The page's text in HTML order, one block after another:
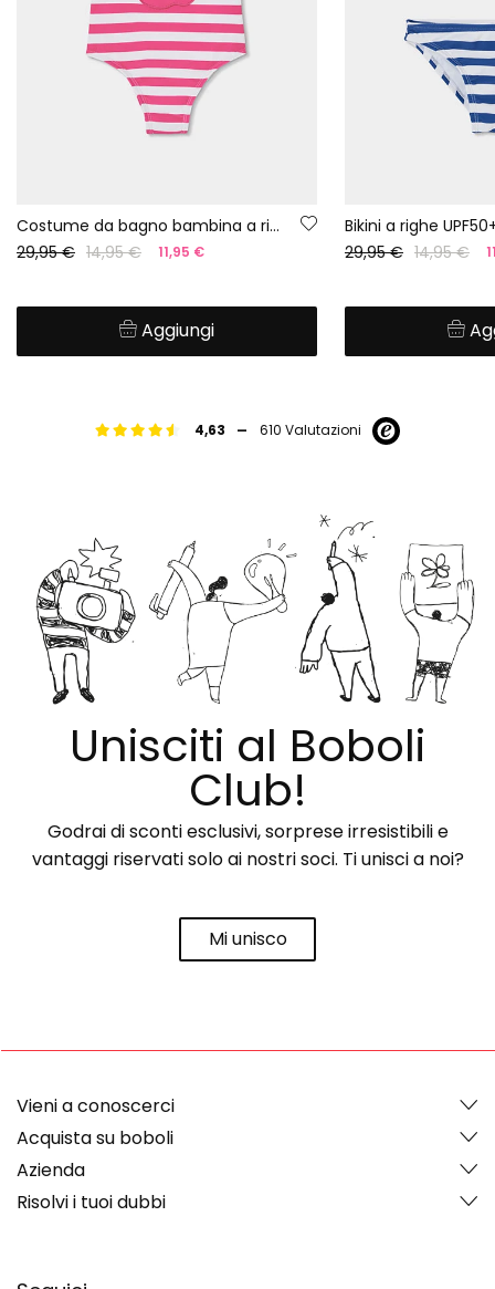
Costume da bagno bambina a righe rosa e bianche UPF50+
29,95 € 14,95 € 11,95 €
Aggiungi
Bikini a righe
29,95 € 14,95 €
4,63 - 610 Valutazioni
Unisciti al Boboli
Club!
Godrai di sconti esclusivi, sorprese irresistibili e
vantaggi riservati solo ai nostri soci. Ti unisci a noi?
Mi unisco
Vieni a conoscerci
Acquista su boboli
Azienda
Risolvi i tuoi dubbi